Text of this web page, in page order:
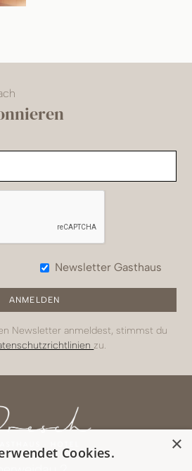
Newsletter Gasthaus
Newsletter anmeldest, stimmst du
zu.
×
Cookies.